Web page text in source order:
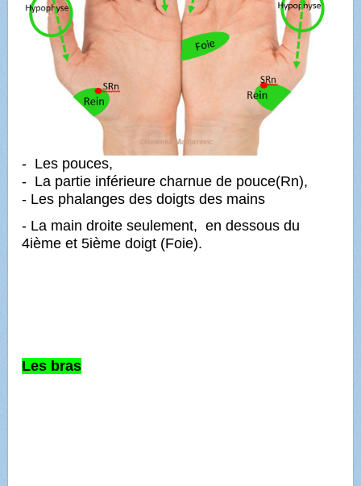
- Les pouces,
- La partie inférieure charnue de pouce(Rn),
- Les phalanges des doigts des mains
- La main droite seulement,en dessous du
4ième et 5ième doigt (Foie).
Les bras